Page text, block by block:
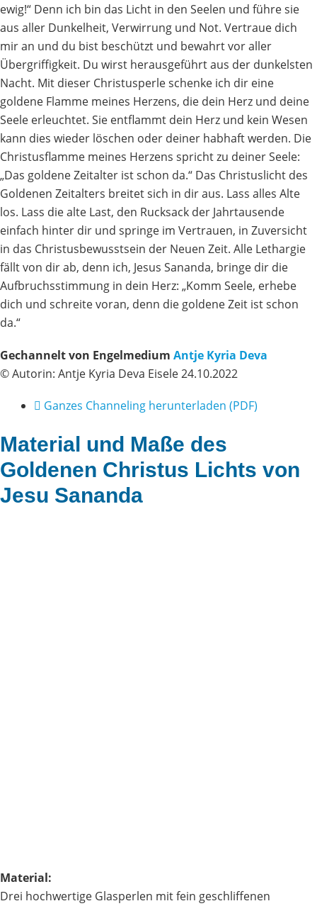
ewig!“ Denn ich bin das Licht in den Seelen und führe sie
aus aller Dunkelheit, Verwirrung und Not. Vertraue dich
mir an und du bist beschützt und bewahrt vor aller
Übergriffigkeit. Du wirst herausgeführt aus der dunkelsten
Nacht. Mit dieser Christusperle schenke ich dir eine
goldene Flamme meines Herzens, die dein Herz und deine
Seele erleuchtet. Sie entflammt dein Herz und kein Wesen
kann dies wieder löschen oder deiner habhaft werden. Die
Christusflamme meines Herzens spricht zu deiner Seele:
„Das goldene Zeitalter ist schon da.“ Das Christuslicht des
Goldenen Zeitalters breitet sich in dir aus. Lass alles Alte
los. Lass die alte Last, den Rucksack der Jahrtausende
einfach hinter dir und springe im Vertrauen, in Zuversicht
in das Christusbewusstsein der Neuen Zeit. Alle Lethargie
fällt von dir ab, denn ich, Jesus Sananda, bringe dir die
Aufbruchsstimmung in dein Herz: „Komm Seele, erhebe
dich und schreite voran, denn die goldene Zeit ist schon
da.“
Gechannelt von Engelmedium Antje Kyria Deva
© Autorin: Antje Kyria Deva Eisele 24.10.2022
Ganzes Channeling herunterladen (PDF)
Material und Maße des
Goldenen Christus Lichts von
Jesu Sananda
Material:
Drei hochwertige Glasperlen mit fein geschliffenen